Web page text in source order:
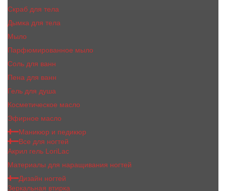
Скраб для тела
Дымка для тела
Мыло
Парфюмированное мыло
Соль для ванн
Пена для ванн
Гель для душа
Косметическое масло
Эфирное масло
Маникюр и педикюр
Все для ногтей
Акрил гель LoriLac
Материалы для наращивания ногтей
Дизайн ногтей
Зеркальная втирка